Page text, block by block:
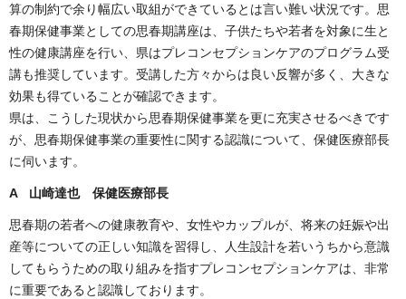
算の制約で余り幅広い取組ができているとは言い難い状況です。思
春期保健事業としての思春期講座は、子供たちや若者を対象に生と
性の健康講座を行い、県はプレコンセプションケアのプログラム受
講も推奨しています。受講した方々からは良い反響が多く、大きな
効果も得ていることが確認できます。
県は、こうした現状から思春期保健事業を更に充実させるべきです
が、思春期保健事業の重要性に関する認識について、保健医療部長
に伺います。
A 山崎達也 保健医療部長
思春期の若者への健康教育や、女性やカップルが、将来の妊娠や出
産等についての正しい知識を習得し、人生設計を若いうちから意識
してもらうための取り組みを指すプレコンセプションケアは、非常
に重要であると認識しております。